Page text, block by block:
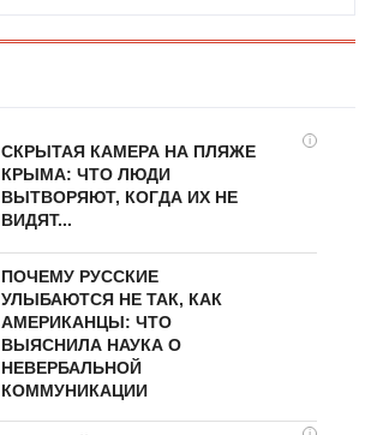
i
СКРЫТАЯ КАМЕРА НА ПЛЯЖЕ
КРЫМА: ЧТО ЛЮДИ
ВЫТВОРЯЮТ, КОГДА ИХ НЕ
ВИДЯТ...
ПОЧЕМУ РУССКИЕ
УЛЫБАЮТСЯ НЕ ТАК, КАК
АМЕРИКАНЦЫ: ЧТО
ВЫЯСНИЛА НАУКА О
НЕВЕРБАЛЬНОЙ
КОММУНИКАЦИИ